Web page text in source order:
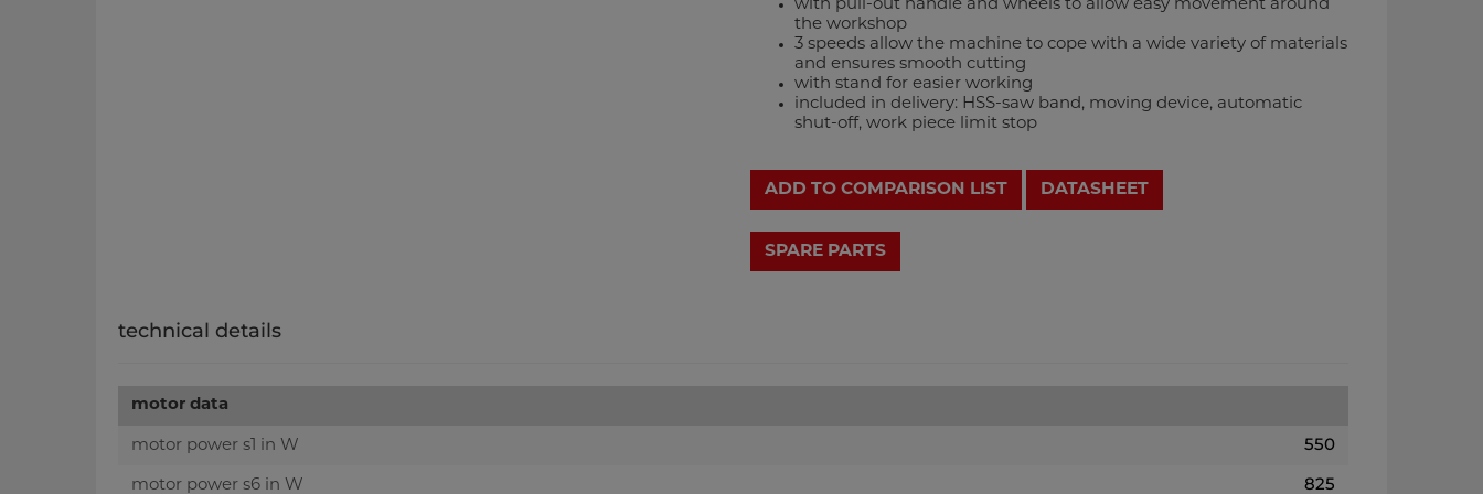
with pull-out handle and wheels to allow easy movement around
the workshop
3 speeds allow the machine to cope with a wide variety of materials
and ensures smooth cutting
with stand for easier working
included in delivery: HSS-saw band, moving device, automatic
shut-off, work piece limit stop
ADD TO COMPARISON LIST DATASHEET
technical details
motor data
motor power s1 in W 550
motor power s6 in W 825